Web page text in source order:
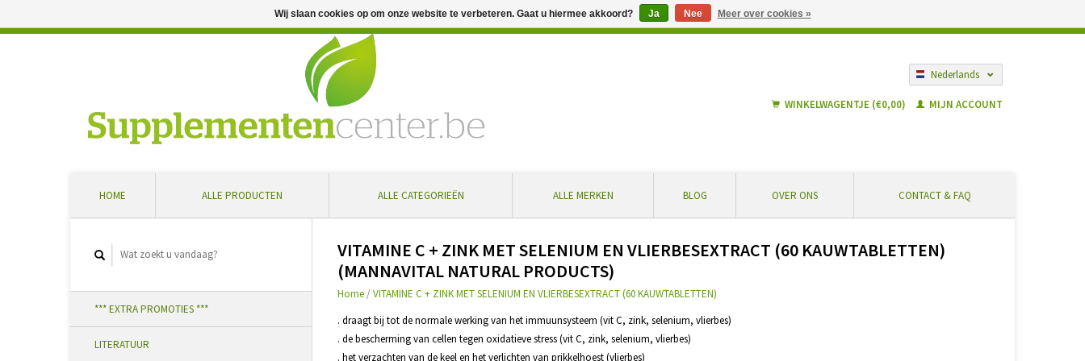
Nederlands
WINKELWAGENTJE (€0,00)
MIJN ACCOUNT
HOME ALLE PRODUCTEN ALLE CATEGORIEËN ALLE MERKEN BLOG OVER ONS CONTACT & FAQ
*** EXTRA PROMOTIES ***
LITERATUUR
VITAMINE C + ZINK MET SELENIUM EN VLIERBESEXTRACT (60 KAUWTABLETTEN)
(MANNAVITAL NATURAL PRODUCTS)
Home /VITAMINE C + ZINK MET SELENIUM EN VLIERBESEXTRACT (60 KAUWTABLETTEN)
. draagt bij tot de normale werking van het immuunsysteem (vit C, zink, selenium, vlierbes)
. de bescherming van cellen tegen oxidatieve stress (vit C, zink, selenium, vlierbes)
. het verzachten van de keel en het verlichten van prikkelhoest (vlierbes)
Wij slaan cookies op om onze website te verbeteren. Gaat u hiermee akkoord? Ja Nee Meer over cookies »
Professioneel advies en snelle levering ... Ontvang 5 % extra korting bij aankoop vanaf € 100 ... Gratis levering in België vanaf € 55 ... Veilig winkelen en geen extra kosten